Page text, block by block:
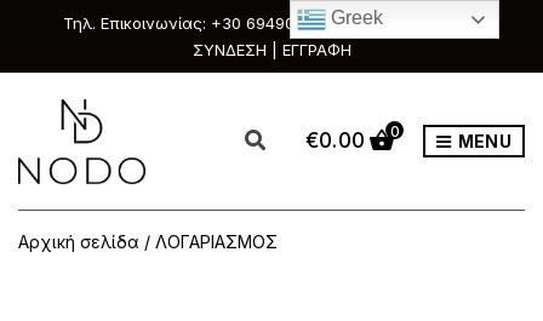
Τηλ. Επικοινωνίας: +30 6949088111 & +30 2351033303
ΣΥΝΔΕΣΗ | ΕΓΓΡΑΦΗ
€0.00 0 MENU
Αρχική σελίδα / ΛΟΓΑΡΙΑΣΜΟΣ
Greek